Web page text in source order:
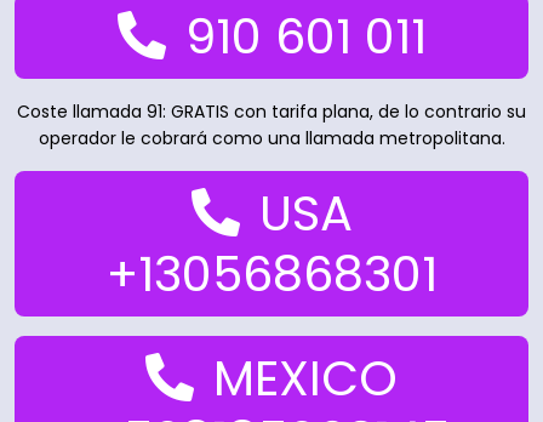
910 601 011
Coste llamada 91: GRATIS con tarifa plana, de lo contrario su
operador le cobrará como una llamada metropolitana.
USA
+13056868301
MEXICO